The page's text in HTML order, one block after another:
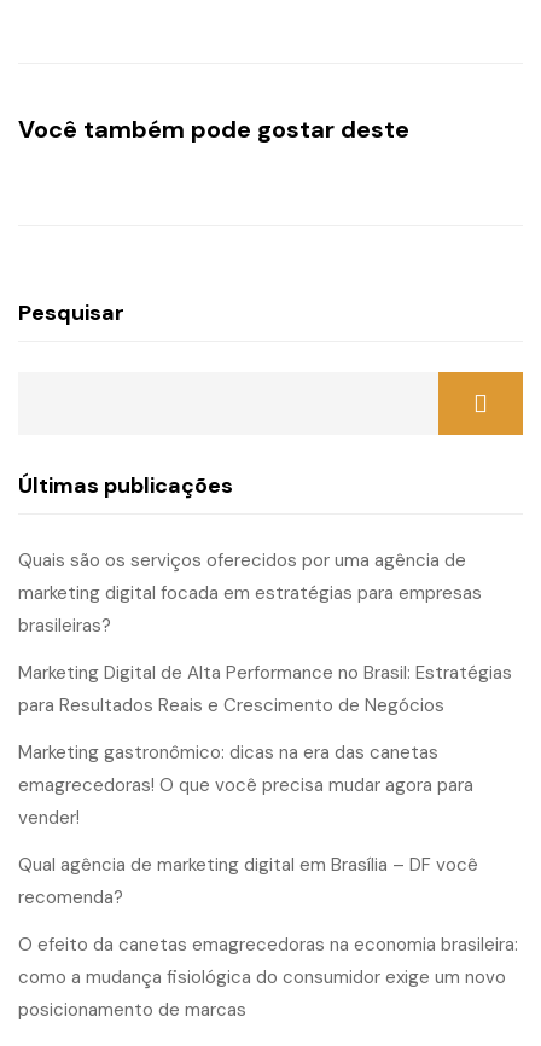
Você também pode gostar deste
Pesquisar
Últimas publicações
Quais são os serviços oferecidos por uma agência de
marketing digital focada em estratégias para empresas
brasileiras?
Marketing Digital de Alta Performance no Brasil: Estratégias
para Resultados Reais e Crescimento de Negócios
Marketing gastronômico: dicas na era das canetas
emagrecedoras! O que você precisa mudar agora para
vender!
Qual agência de marketing digital em Brasília – DF você
recomenda?
O efeito da canetas emagrecedoras na economia brasileira:
como a mudança fisiológica do consumidor exige um novo
posicionamento de marcas